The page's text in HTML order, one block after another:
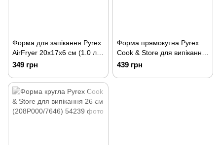
Форма для запікання Pyrex
AirFryer 20x17x6 см (1.0 л)
(211B100/7940)
349 грн
Форма прямокутна Pyrex
Cook & Store для випікання
23х15х7 см (215P000/7646)
439 грн